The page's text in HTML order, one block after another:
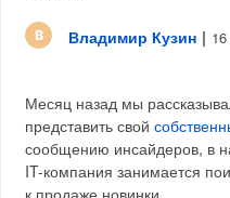
Владимир Кузин |
Месяц назад мы
представить свой
сообщению инсайдеров, в
IT-компания занимается
к продаже новинки.